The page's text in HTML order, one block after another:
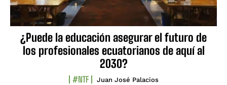
¿Puede la educación asegurar el futuro de
los profesionales ecuatorianos de aquí al
2030?
#NTF Juan José Palacios